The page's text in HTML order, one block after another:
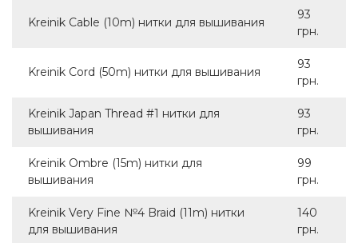
Kreinik Cable (10m) нитки для вышивания
93
грн.
Kreinik Cord (50m) нитки для вышивания
93
грн.
Kreinik Japan Thread #1 нитки для
вышивания
93
грн.
Kreinik Ombre (15m) нитки для
вышивания
99
грн.
Kreinik Very Fine №4 Braid (11m) нитки
для вышивания
140
грн.